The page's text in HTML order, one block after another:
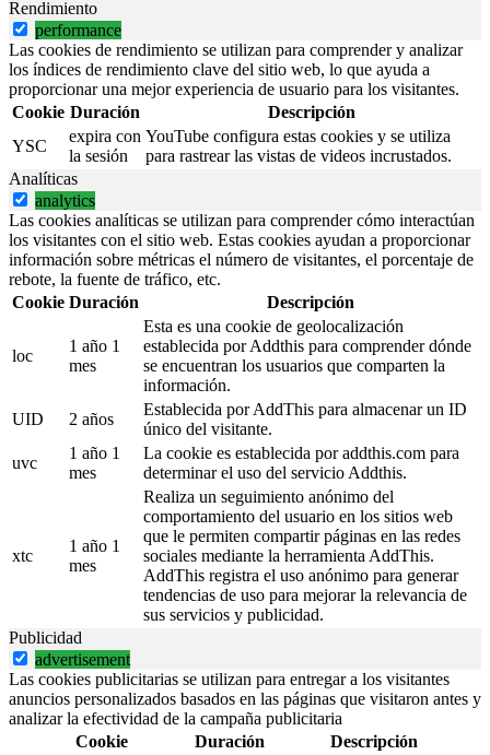
Rendimiento
performance
Las cookies de rendimiento se utilizan para comprender y analizar
los índices de rendimiento clave del sitio web, lo que ayuda a
proporcionar una mejor experiencia de usuario para los visitantes.
Cookie Duración
Descripción
YSC
expira con
la sesión
YouTube configura estas cookies y se utiliza
para rastrear las vistas de videos incrustados.
Analíticas
analytics
Las cookies analíticas se utilizan para comprender cómo interactúan
los visitantes con el sitio web. Estas cookies ayudan a proporcionar
información sobre métricas el número de visitantes, el porcentaje de
rebote, la fuente de tráfico, etc.
Cookie Duración Descripción
loc
1 año 1
mes
Esta es una cookie de geolocalización
establecida por Addthis para comprender dónde
se encuentran los usuarios que comparten la
información.
UID
2 años
Establecida por AddThis para almacenar un ID
único del visitante.
uvc
1 año 1
mes
La cookie es establecida por addthis.com para
determinar el uso del servicio Addthis.
xtc
1 año 1
mes
Realiza un seguimiento anónimo del
comportamiento del usuario en los sitios web
que le permiten compartir páginas en las redes
sociales mediante la herramienta AddThis.
AddThis registra el uso anónimo para generar
tendencias de uso para mejorar la relevancia de
sus servicios y publicidad.
Publicidad
advertisement
Las cookies publicitarias se utilizan para entregar a los visitantes
anuncios personalizados basados en las páginas que visitaron antes y
analizar la efectividad de la campaña publicitaria
Cookie
Duración Descripción